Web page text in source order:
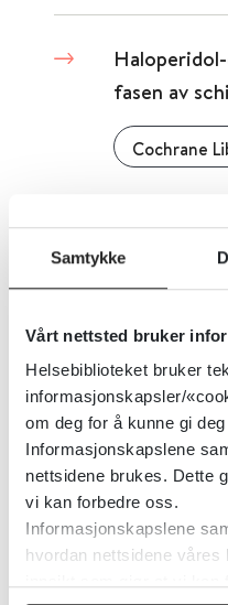
Samtykke
Vårt nettsted bruker
Helsebiblioteket bruker
informasjonskapsler/
om deg for å kunne gi
Informasjonskapslene
nettsidene brukes. Dette
vi kan forbedre oss.
Informasjonskapslene
hvordan nettsidene
fasen av
Cochrane
Hamilton 17
Detaljer